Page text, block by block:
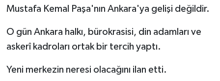
Mustafa Kemal Paşa'nın Ankara'ya gelişi değildir.
O gün Ankara halkı, bürokrasisi, din adamları ve
askerî kadroları ortak bir tercih yaptı.
Yeni merkezin neresi olacağını ilan etti.